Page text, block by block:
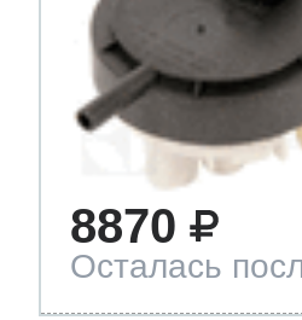
8870
Осталась